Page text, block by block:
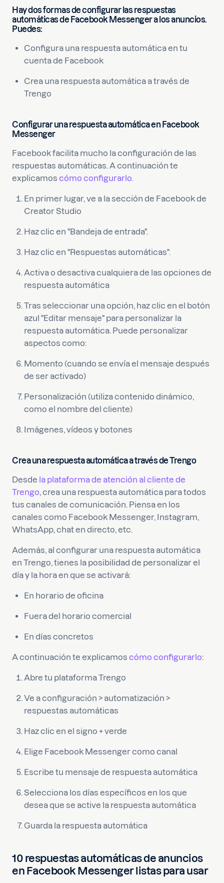
Hay dos formas de configurar las respuestas
automáticas de Facebook Messenger a los anuncios.
Puedes:
Configura una respuesta automática en tu
cuenta de Facebook
Crea una respuesta automática a través de
Trengo
Configurar una respuesta automática en Facebook
Messenger
Facebook facilita mucho la configuración de las
respuestas automáticas. A continuación te
explicamos cómo configurarlo.
En primer lugar, ve a la sección de Facebook de
Creator Studio
Haz clic en "Bandeja de entrada".
Haz clic en "Respuestas automáticas".
Activa o desactiva cualquiera de las opciones de
respuesta automática
Tras seleccionar una opción, haz clic en el botón
azul "Editar mensaje" para personalizar la
respuesta automática. Puede personalizar
aspectos como:
Momento (cuando se envía el mensaje después
de ser activado)
Personalización (utiliza contenido dinámico,
como el nombre del cliente)
Imágenes, vídeos y botones
Crea una respuesta automática a través de Trengo
Desde la plataforma de atención al cliente de
Trengo, crea una respuesta automática para todos
tus canales de comunicación. Piensa en los
canales como Facebook Messenger, Instagram,
WhatsApp, chat en directo, etc.
Además, al configurar una respuesta automática
en Trengo, tienes la posibilidad de personalizar el
día y la hora en que se activará:
En horario de oficina
Fuera del horario comercial
En días concretos
A continuación te explicamos cómo configurarlo:
Abre tu plataforma Trengo
Ve a configuración > automatización >
respuestas automáticas
Haz clic en el signo + verde
Elige Facebook Messenger como canal
Escribe tu mensaje de respuesta automática
Selecciona los días específicos en los que
desea que se active la respuesta automática
Guarda la respuesta automática
10 respuestas automáticas de anuncios
en Facebook Messenger listas para usar